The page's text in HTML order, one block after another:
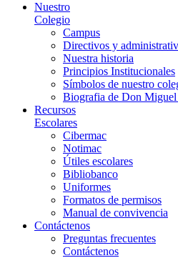
Nuestro
Colegio
Campus
Directivos y
Nuestra historia
Principios Institucionales
Símbolos de nuestro
Biografia de Don
Recursos
Escolares
Cibermac
Notimac
Útiles escolares
Bibliobanco
Uniformes
Formatos de permisos
Manual de convivencia
Contáctenos
Preguntas frecuentes
Contáctenos